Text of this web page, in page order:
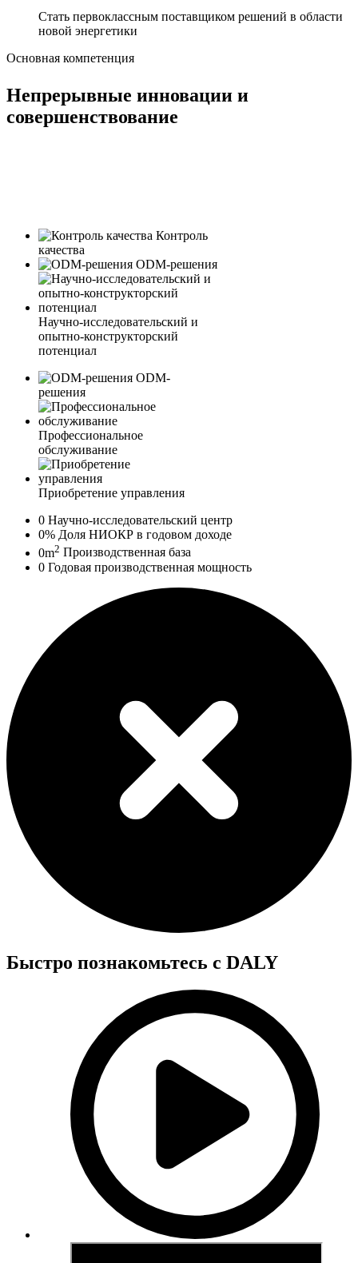
Стать первоклассным поставщиком решений в области
новой энергетики
Основная компетенция
Непрерывные инновации и
совершенствование
Контроль
качества
ODM-решения
Научно-исследовательский и
опытно-конструкторский
потенциал
ODM-
решения
Профессиональное
обслуживание
Приобретение управления
0 Научно-исследовательский центр
0% Доля НИОКР в годовом доходе
0m2 Производственная база
0 Годовая производственная мощность
Быстро познакомьтесь с DALY